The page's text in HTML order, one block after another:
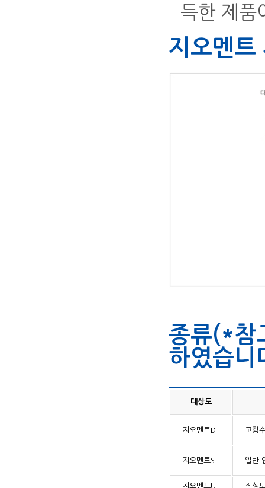
득한 제품
지오멘트
종류(*참
하였습니
대상토
지오멘트D 고함
지오멘트S 일반
지오멘트U 점성